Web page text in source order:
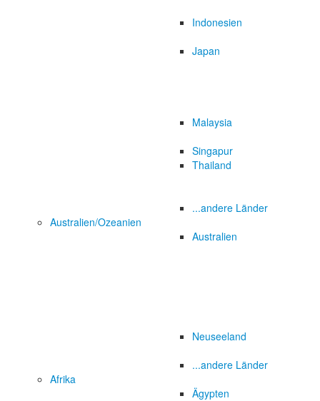
Indonesien
Japan
Malaysia
Singapur
Thailand
...andere Länder
Australien/Ozeanien
Australien
Neuseeland
...andere Länder
Afrika
Ägypten